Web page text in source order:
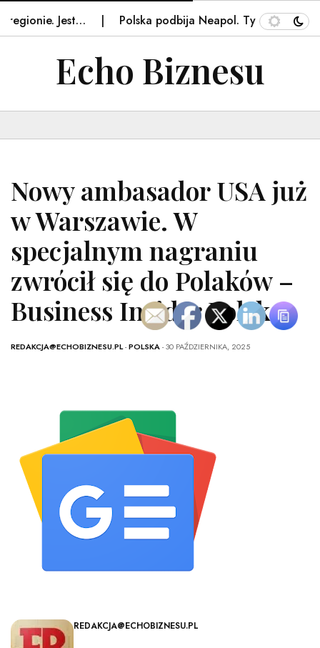
Jest… Polska podbija Neapol. Tysiące aut z
Echo Biznesu
Nowy ambasador USA już
w Warszawie. W
specjalnym nagraniu
zwrócił się do Polaków –
Business Insider Polska
REDAKCJA@ECHOBIZNESU.PL-POLSKA- 30 PAŹDZIERNIKA, 2025
REDAKCJA@ECHOBIZNESU.PL